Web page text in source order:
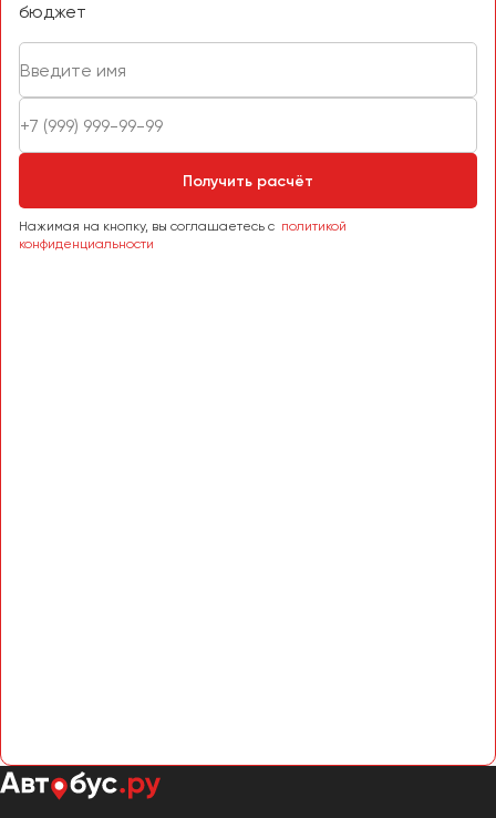
бюджет
Получить расчёт
Нажимая на кнопку, вы соглашаетесь с политикой
конфиденциальности